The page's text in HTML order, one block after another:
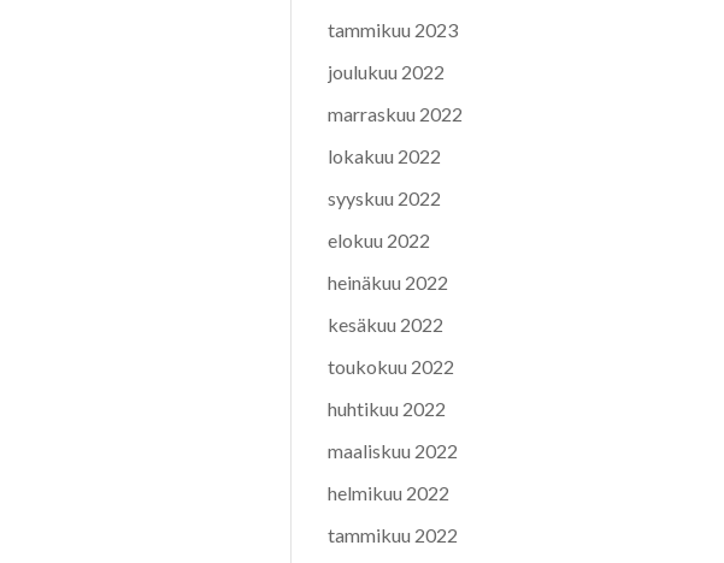
tammikuu 2023
joulukuu 2022
marraskuu 2022
lokakuu 2022
syyskuu 2022
elokuu 2022
heinäkuu 2022
kesäkuu 2022
toukokuu 2022
huhtikuu 2022
maaliskuu 2022
helmikuu 2022
tammikuu 2022